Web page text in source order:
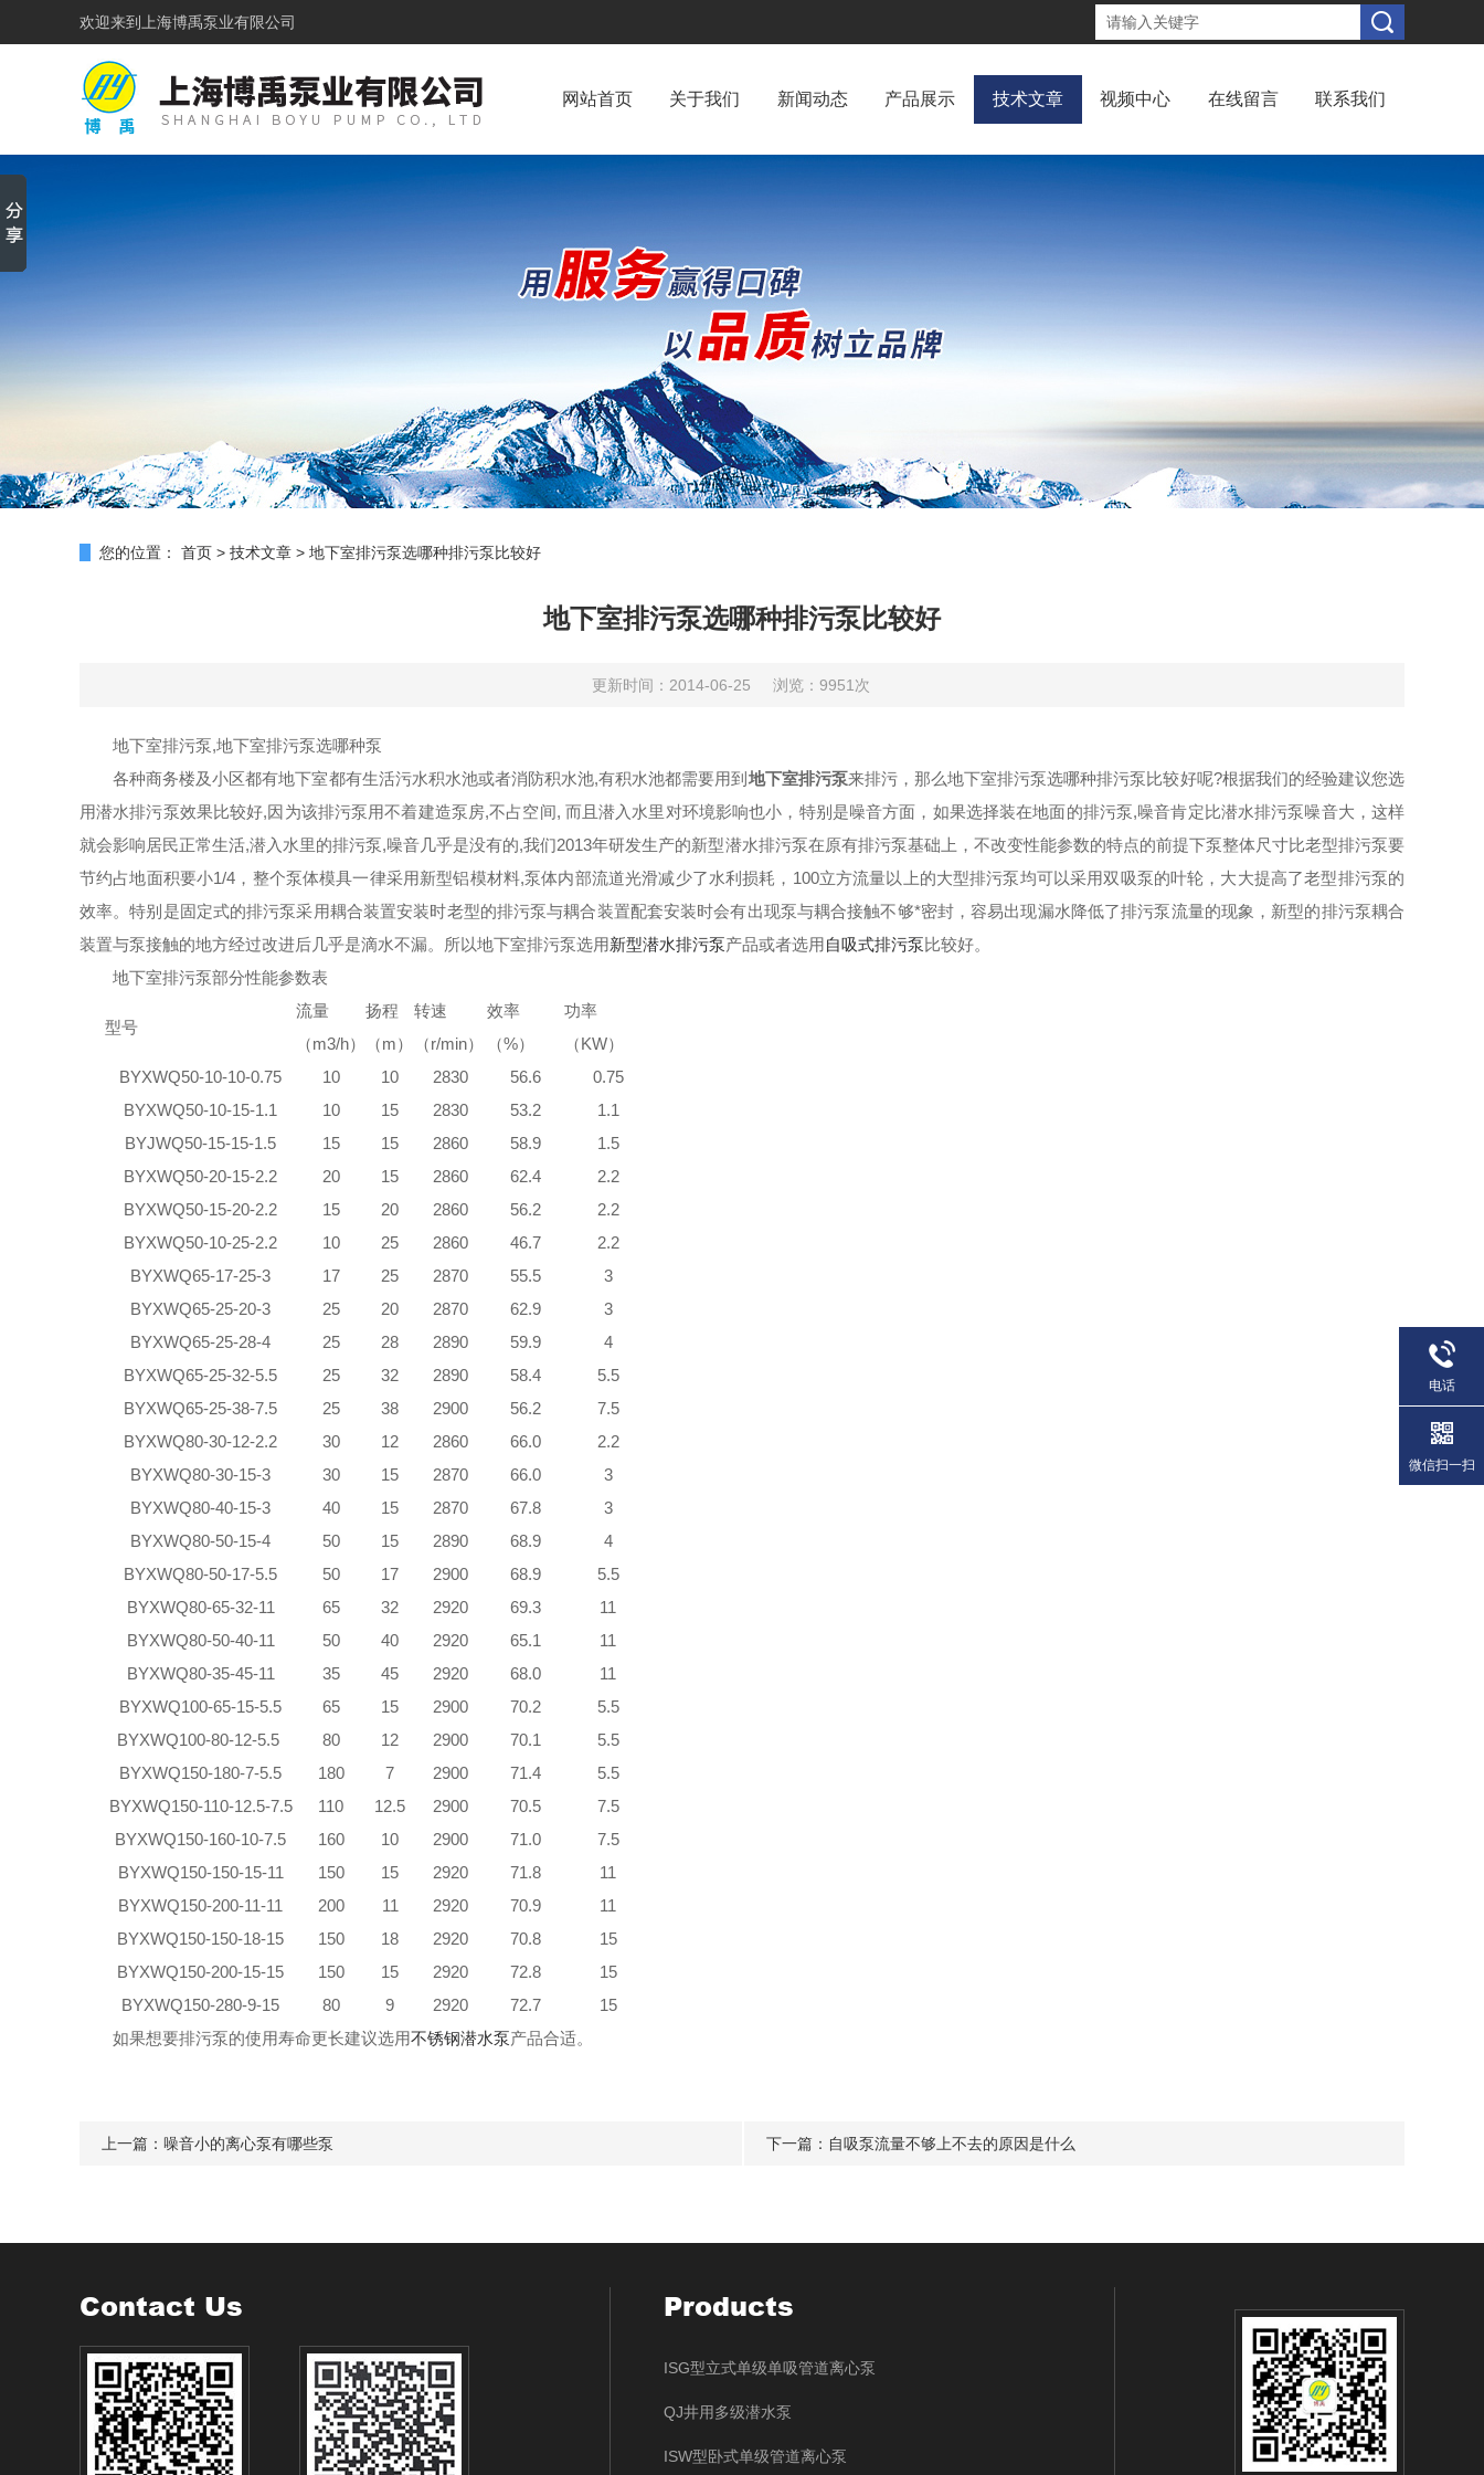
欢迎来到 上海博禹泵业有限公司
网站首页 关于我们 新闻动态 产品展示 技术文章 视频中心 在线留言 联系我们
您的位置： 首页 > 技术文章 > 地下室排污泵选哪种排污泵比较好
地下室排污泵选哪种排污泵比较好
更新时间：2014-06-25 浏览：9951次
地下室排污泵,地下室排污泵选哪种泵
各种商务楼及小区都有地下室都有生活污水积水池或者消防积水池,有积水池都需要用到 地下室排污泵来排污，那么地下室排污泵选哪种排污泵比较好呢?根据我们的经验建议您选
用潜水排污泵效果比较好,因为该排污泵用不着建造泵房,不占空间, 而且潜入水里对环境影响也小，特别是噪音方面，如果选择装在地面的排污泵,噪音肯定比潜水排污泵噪音大，这样
就会影响居民正常生活,潜入水里的排污泵,噪音几乎是没有的,我们2013年研发生产的新型潜水排污泵在原有排污泵基础上，不改变性能参数的特点的前提下泵整体尺寸比老型排污泵要
节约占地面积要小1/4，整个泵体模具一律采用新型铝模材料,泵体内部流道光滑减少了水利损耗，100立方流量以上的大型排污泵均可以采用双吸泵的叶轮，大大提高了老型排污泵的
效率。特别是固定式的排污泵采用耦合装置安装时老型的排污泵与耦合装置配套安装时会有出现泵与耦合接触不够*密封，容易出现漏水降低了排污泵流量的现象，新型的排污泵耦合
装置与泵接触的地方经过改进后几乎是滴水不漏。所以地下室排污泵选用新型潜水排污泵产品或者选用 自吸式排污泵比较好。
地下室排污泵部分性能参数表
型号
流量
（m3/h）
扬程
（m）
转速
（r/min）
效率
（%）
功率
（KW）
BYXWQ50-10-10-0.75
10 10 2830 56.6
0.75
BYXWQ50-10-15-1.1
10 15 2830 53.2
1.1
BYJWQ50-15-15-1.5
15 15 2860 58.9
1.5
BYXWQ50-20-15-2.2
20 15 2860 62.4
2.2
BYXWQ50-15-20-2.2
15 20 2860 56.2
2.2
BYXWQ50-10-25-2.2
10 25 2860 46.7
2.2
BYXWQ65-17-25-3
17 25 2870 55.5
3
BYXWQ65-25-20-3
25 20 2870 62.9
3
BYXWQ65-25-28-4
25 28 2890 59.9
4
BYXWQ65-25-32-5.5
25 32 2890 58.4
5.5
BYXWQ65-25-38-7.5
25 38 2900 56.2
7.5
BYXWQ80-30-12-2.2
30 12 2860 66.0
2.2
BYXWQ80-30-15-3
30 15 2870 66.0
3
BYXWQ80-40-15-3
40 15 2870 67.8
3
BYXWQ80-50-15-4
50 15 2890 68.9
4
BYXWQ80-50-17-5.5
50 17 2900 68.9
5.5
BYXWQ80-65-32-11
65 32 2920 69.3
11
BYXWQ80-50-40-11
50 40 2920 65.1
11
BYXWQ80-35-45-11
35 45 2920 68.0
11
BYXWQ100-65-15-5.5
65 15 2900 70.2
5.5
BYXWQ100-80-12-5.5
80 12 2900 70.1
5.5
BYXWQ150-180-7-5.5
180 7 2900 71.4
5.5
BYXWQ150-110-12.5-7.5
110 12.5 2900 70.5
7.5
BYXWQ150-160-10-7.5
160 10 2900 71.0
7.5
BYXWQ150-150-15-11
150 15 2920 71.8
11
BYXWQ150-200-11-11 200 11 2920 70.9
11
BYXWQ150-150-18-15 150 18 2920 70.8
15
BYXWQ150-200-15-15 150 15 2920 72.8
15
BYXWQ150-280-9-15 80 9 2920 72.7
15
如果想要排污泵的使用寿命更长建议选用不锈钢潜水泵产品合适。
上一篇： 噪音小的离心泵有哪些泵 下一篇： 自吸泵流量不够上不去的原因是什么
Contact Us Products
ISG型立式单级单吸管道离心泵
QJ井用多级潜水泵
ISW型卧式单级管道离心泵
电话
微信扫一扫